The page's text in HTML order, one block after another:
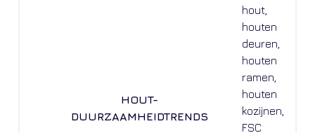
HOUT-
DUURZAAMHEIDTRENDS